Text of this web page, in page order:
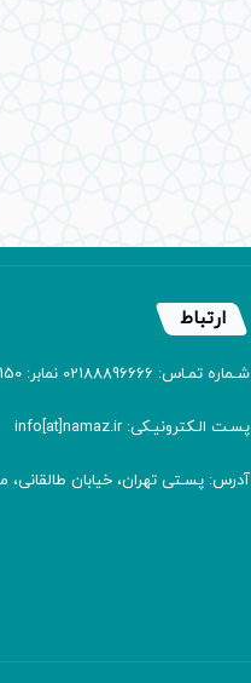
ارتباط
شـماره تمـاس: 02188896666 نمابر: 02188905150
پسـت الـکترونیـکی: info[at]namaz.ir
آدرس: پسـتی تهران، خیابان طالقانی، میدان فلسطین،